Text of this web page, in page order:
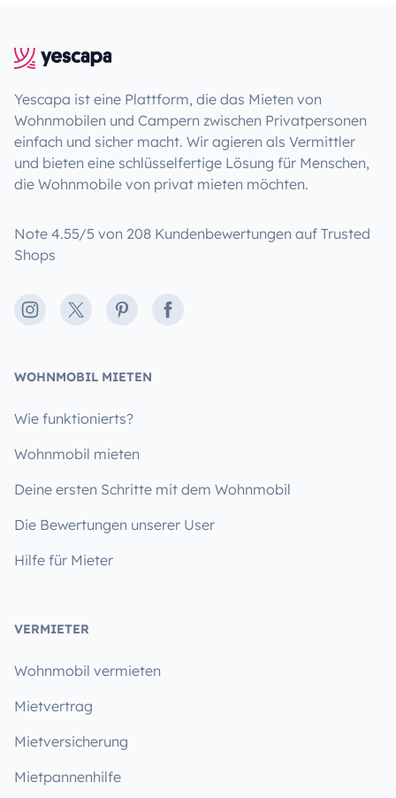
Yescapa ist eine Plattform, die das Mieten von
Wohnmobilen und Campern zwischen Privatpersonen
einfach und sicher macht. Wir agieren als Vermittler
und bieten eine schlüsselfertige Lösung für Menschen,
die Wohnmobile von privat mieten möchten.
Note 4.55/5 von 208 Kundenbewertungen auf Trusted
Shops
Instagram
X PinterestFacebook
WOHNMOBIL MIETEN
Wie funktionierts?
Wohnmobil mieten
Deine ersten Schritte mit dem Wohnmobil
Die Bewertungen unserer User
Hilfe für Mieter
VERMIETER
Wohnmobil vermieten
Mietvertrag
Mietversicherung
Mietpannenhilfe